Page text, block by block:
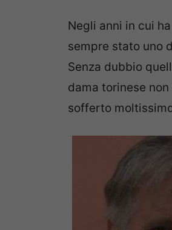
Negli anni in cui
sempre stato uno
Senza dubbio
dama torinese
sofferto